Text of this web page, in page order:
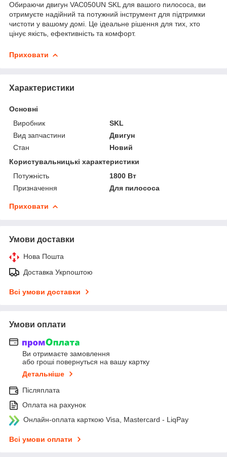
Обираючи двигун VAC050UN SKL для вашого пилососа, ви
отримуєте надійний та потужний інструмент для підтримки
чистоти у вашому домі. Це ідеальне рішення для тих, хто
цінує якість, ефективність та комфорт.
Приховати
Характеристики
Основні
Виробник
SKL
Вид запчастини
Двигун
Стан
Новий
Користувальницькі характеристики
Потужність
1800 Вт
Призначення
Для пилососа
Приховати
Умови доставки
Нова Пошта
Доставка Укрпоштою
Всі умови доставки
Умови оплати
Ви отримаєте замовлення
або гроші повернуться на вашу картку
Детальніше
Післяплата
Оплата на рахунок
Онлайн-оплата карткою Visa, Mastercard - LiqPay
Всі умови оплати